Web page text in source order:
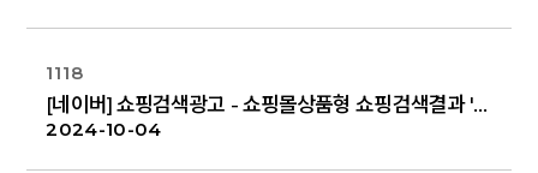
1118
[네이버] 쇼핑검색광고 - 쇼핑몰상품형 쇼핑검색결과 '부가정보' 내 복수 카드할인 정보 제공
2024-10-04